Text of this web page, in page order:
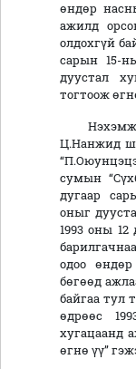
өндөр
ажилд
олдохгүй
сарын 15-
дуустал
тогтоож
Ц.Нанжид
сумын
дугаар
оныг
1993 оны
одоо
бөгөөд
байгаа тул
өдрөөс
хугацаанд
өгнө үү”